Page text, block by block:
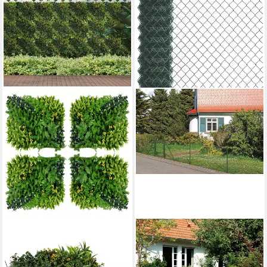
Zierzaun Mehrblättriges
Design Heckenpflanze für
ALBERTS
Maschendrahtzaun
Maschendraht-Geflecht,